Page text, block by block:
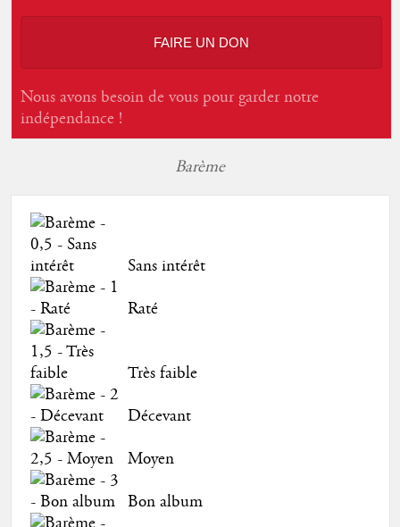
FAIRE UN DON
Nous avons besoin de vous pour garder notre
indépendance !
Barème
Sans intérêt
Raté
Très faible
Décevant
Moyen
Bon album